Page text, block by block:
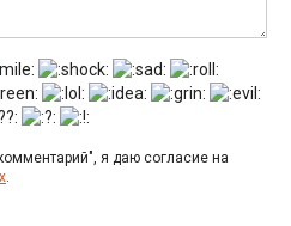
я даю согласие на